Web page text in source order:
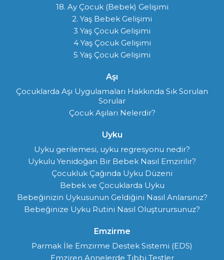
18. Ay Çocuk (Bebek) Gelişimi
2. Yaş Bebek Gelişimi
3 Yaş Çocuk Gelişimi
4 Yaş Çocuk Gelişimi
5 Yaş Çocuk Gelişimi
Aşı
Çocuklarda Aşı Uygulamaları Hakkında Sık Sorulan
Sorular
Çocuk Aşıları Nelerdir?
Uyku
Uyku gerilemesi, uyku regresyonu nedir?
Uykulu Yenidoğan Bir Bebek Nasıl Emzirilir?
Çocukluk Çağında Uyku Düzeni
Bebek ve Çocuklarda Uyku
Bebeğinizin Uykusunun Geldiğini Nasıl Anlarsınız?
Bebeğinize Uyku Rutini Nasıl Oluşturursunuz?
Emzirme
Parmak İle Emzirme Destek Sistemi (EDS)
Emziren Annelerde Tıbbi Testler